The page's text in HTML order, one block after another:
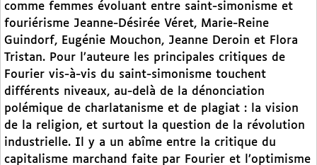
comme femmes évoluant entre saint-simonisme et
fouriérisme Jeanne-Désirée Véret, Marie-Reine
Guindorf, Eugénie Mouchon, Jeanne Deroin et Flora
Tristan. Pour l’auteure les principales critiques de
Fourier vis-à-vis du saint-simonisme touchent
différents niveaux, au-delà de la dénonciation
polémique de charlatanisme et de plagiat : la vision
de la religion, et surtout la question de la révolution
industrielle. Il y a un abîme entre la critique du
capitalisme marchand faite par Fourier et l’optimisme